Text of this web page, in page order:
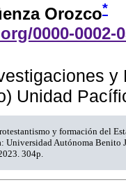
Orozco*
0000-0002-
Unidad
y formación del
Universidad Autónoma Benito
304p.